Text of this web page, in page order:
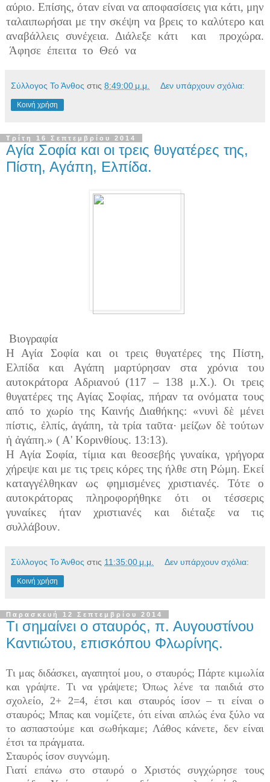
αύριο. Επίσης, όταν είναι να αποφασίσεις για κάτι, μην
ταλαιπωρήσαι με την σκέψη να βρεις το καλύτερο και
αναβάλλεις συνέχεια. Διάλεξε κάτι και προχώρα.
Άφησε έπειτα το Θεό να
Σύλλογος Το Άνθος στις 8:49:00 μ.μ. Δεν υπάρχουν σχόλια:
Κοινή χρήση
Τρίτη 16 Σεπτεμβρίου 2014
Αγία Σοφία και οι τρεις θυγατέρες της,
Πίστη, Αγάπη, Ελπίδα.
Βιογραφία
Η Αγία Σοφία και οι τρεις θυγατέρες της Πίστη,
Ελπίδα και Αγάπη μαρτύρησαν στα χρόνια του
αυτοκράτορα Αδριανού (117 – 138 μ.Χ.). Οι τρεις
θυγατέρες της Αγίας Σοφίας, πήραν τα ονόματα τους
από το χωρίο της Καινής Διαθήκης: «νυνὶ δὲ μένει
πίστις, ἐλπίς, ἀγάπη, τὰ τρία ταῦτα· μείζων δὲ τούτων
ἡ ἀγάπη.» ( Α' Κορινθίους. 13:13).
Η Αγία Σοφία, τίμια και θεοσεβής γυναίκα, γρήγορα
χήρεψε και με τις τρεις κόρες της ήλθε στη Ρώμη. Εκεί
καταγγέλθηκαν ως φημισμένες χριστιανές. Τότε ο
αυτοκράτορας πληροφορήθηκε ότι οι τέσσερις
γυναίκες ήταν χριστιανές και διέταξε να τις
συλλάβουν.
Σύλλογος Το Άνθος στις 11:35:00 μ.μ. Δεν υπάρχουν σχόλια:
Κοινή χρήση
Παρασκευή 12 Σεπτεμβρίου 2014
Tι σημαίνει ο σταυρός, π. Αυγουστίνου
Καντιώτου, επισκόπου Φλωρίνης.
Tι μας διδάσκει, αγαπητοί μου, ο σταυρός; Πάρτε κιμωλία
και γράψτε. Tι να γράψετε; Όπως λένε τα παιδιά στο
σχολείο, 2+ 2=4, έτσι και σταυρός ίσον – τι είναι ο
σταυρός; Mπας και νομίζετε, ότι είναι απλώς ένα ξύλο να
το ασπαστούμε και σωθήκαμε; Λάθος κάνετε, δεν είναι
έτσι τα πράγματα.
Σταυρός ίσον συγνώμη.
Γιατί επάνω στο σταυρό ο Xριστός συγχώρησε τους